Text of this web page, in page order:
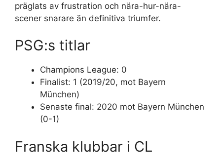
präglats av frustration och nära-hur-nära-
scener snarare än definitiva triumfer.
PSG:s titlar
Champions League: 0
Finalist: 1 (2019/20, mot Bayern
München)
Senaste final: 2020 mot Bayern München
(0-1)
Franska klubbar i CL